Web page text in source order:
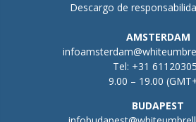
Descargo de
AMSTERDAM
Tel: +31
9.00 – 19.00
BUDAPEST